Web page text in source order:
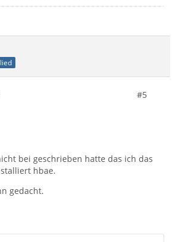
#5
bei geschrieben hatte das ich das
hbae.
gedacht.